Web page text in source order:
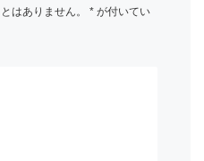
はありません。 *が付いてい